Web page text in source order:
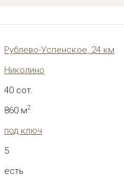
Рублево-Успенское, 24 км
Николино
40 сот.
860 м2
под ключ
5
есть